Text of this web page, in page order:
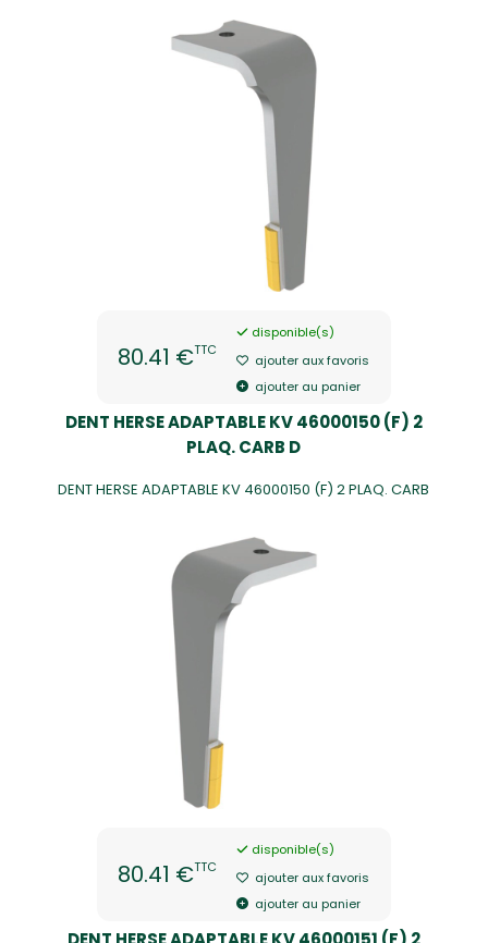
80.41 €TTC
disponible(s)
ajouter aux favoris
ajouter au panier
DENT HERSE ADAPTABLE KV 46000150 (F) 2
PLAQ. CARB D
DENT HERSE ADAPTABLE KV 46000150 (F) 2 PLAQ. CARB
80.41 €TTC
disponible(s)
ajouter aux favoris
ajouter au panier